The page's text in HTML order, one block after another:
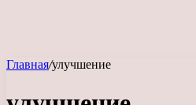
Главная/улучшение